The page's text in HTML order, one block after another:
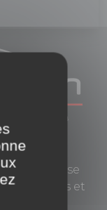
les
française
pour sols et